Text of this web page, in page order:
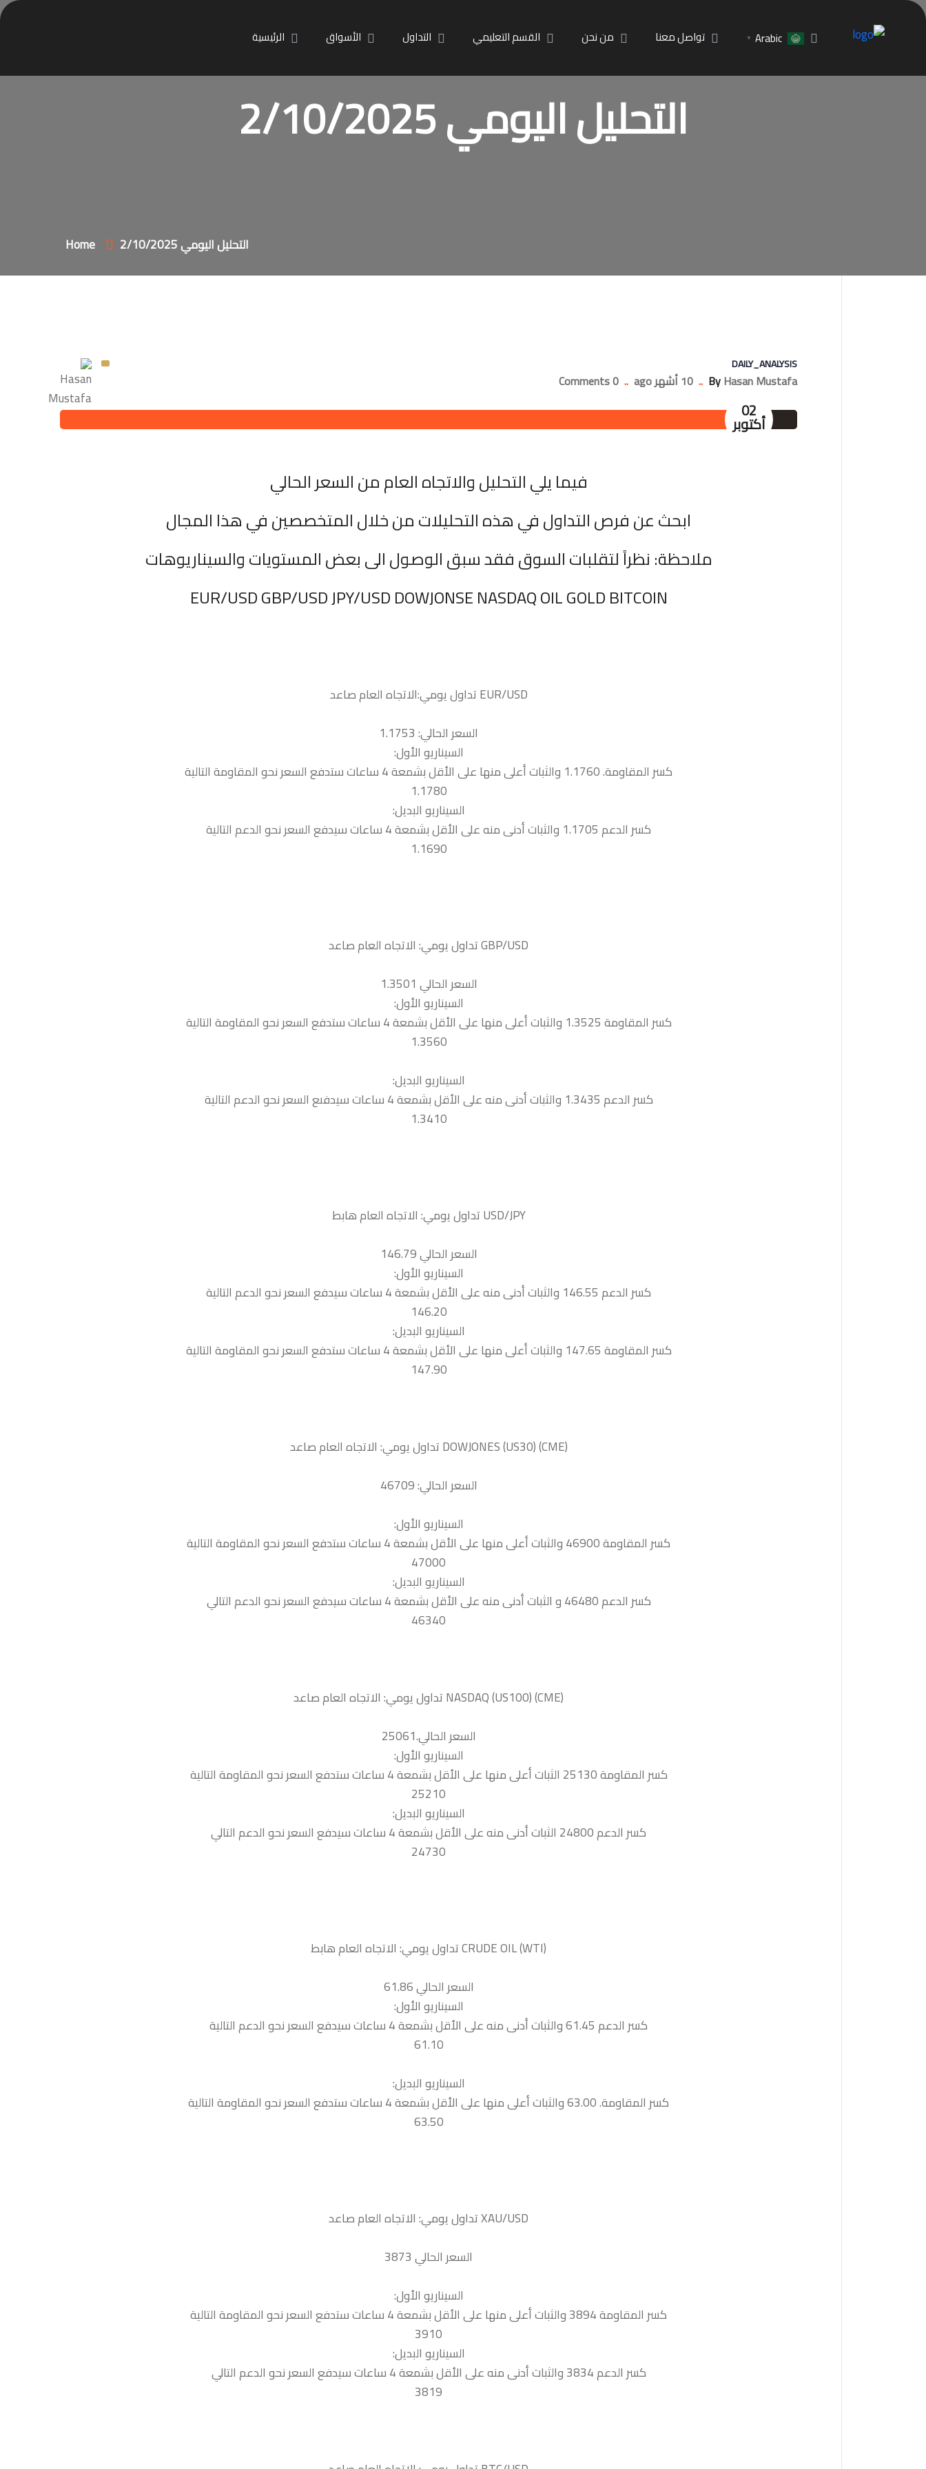
الرئيسية الأسواق التداول القسم التعليمي من نحن تواصل معنا Arabic
▼
التحليل اليومي 2/10/2025
Home التحليل اليومي 2/10/2025
DAILY_ANALYSIS
ByHasan Mustafa
.. 10 أشهر ago ..
0 Comments
02
أكتوبر
فيما يلي التحليل والاتجاه العام من السعر الحالي
ابحث عن فرص التداول في هذه التحليلات من خلال المتخصصين في هذا المجال
ملاحظة: نظراً لتقلبات السوق فقد سبق الوصول الى بعض المستويات والسيناريوهات
السعر الحالي: 1.1753
السيناريو الأول:
كسر المقاومة. 1.1760 والثبات أعلى منها على الأقل بشمعة 4 ساعات ستدفع السعر نحو المقاومة التالية
1.1780
السيناريو البديل:
كسر الدعم 1.1705 والثبات أدنى منه على الأقل بشمعة 4 ساعات سيدفع السعر نحو الدعم التالية
1.1690
السعر الحالي 1.3501
السيناريو الأول:
كسر المقاومة 1.3525 والثبات أعلى منها على الأقل بشمعة 4 ساعات ستدفع السعر نحو المقاومة التالية
1.3560
السيناريو البديل:
كسر الدعم 1.3435 والثبات أدنى منه على الأقل بشمعة 4 ساعات سيدفىع السعر نحو الدعم التالية
1.3410
‏USD/JPY تداول يومي: الاتجاه العام هابط
السعر الحالي 146.79
السيناريو الأول:
كسر الدعم 146.55 والثبات أدنى منه على الأقل بشمعة 4 ساعات سيدفع السعر نحو الدعم التالية
146.20
السيناريو البديل:
كسر المقاومة 147.65 والثبات أعلى منها على الأقل بشمعة 4 ساعات ستدفع السعر نحو المقاومة التالية
147.90
السعر الحالي: 46709
السيناريو الأول:
كسر المقاومة 46900 والثبات أعلى منها على الأقل بشمعة 4 ساعات ستدفع السعر نحو المقاومة التالية
47000
السيناريو البديل:
كسر الدعم 46480 و الثبات أدنى منه على الأقل بشمعة 4 ساعات سيدفع السعر نحو الدعم التالي
46340
السعر الحالي.25061
السيناريو الأول:
كسر المقاومة 25130 الثبات أعلى منها على الأقل بشمعة 4 ساعات ستدفع السعر نحو المقاومة التالية
25210
السيناريو البديل:
كسر الدعم 24800 الثبات أدنى منه على الأقل بشمعة 4 ساعات سيدفع السعر نحو الدعم التالي
24730
السعر الحالي 61.86
السيناريو الأول:
كسر الدعم 61.45 والثبات أدنى منه على الأقل بشمعة 4 ساعات سيدفع السعر نحو الدعم التالية
61.10
السيناريو البديل:
كسر المقاومة. 63.00 والثبات أعلى منها على الأقل بشمعة 4 ساعات ستدفع السعر نحو المقاومة التالية
63.50
السعر الحالي 3873
السيناريو الأول:
كسر المقاومة 3894 والثبات أعلى منها على الأقل بشمعة 4 ساعات ستدفع السعر نحو المقاومة التالية
3910
السيناريو البديل:
كسر الدعم 3834 والثبات أدنى منه على الأقل بشمعة 4 ساعات سيدفع السعر نحو الدعم التالي
3819